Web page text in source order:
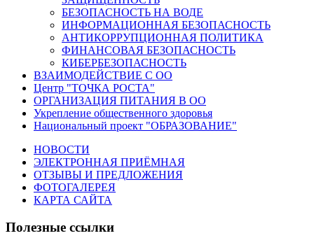
БЕЗОПАСНОСТЬ НА ВОДЕ
ИНФОРМАЦИОННАЯ БЕЗОПАСНОСТЬ
АНТИКОРРУПЦИОННАЯ ПОЛИТИКА
ФИНАНСОВАЯ БЕЗОПАСНОСТЬ
КИБЕРБЕЗОПАСНОСТЬ
ВЗАИМОДЕЙСТВИЕ С ОО
Центр "ТОЧКА РОСТА"
ОРГАНИЗАЦИЯ ПИТАНИЯ В ОО
Укрепление общественного здоровья
Национальный проект "ОБРАЗОВАНИЕ"
НОВОСТИ
ЭЛЕКТРОННАЯ ПРИЁМНАЯ
ОТЗЫВЫ И ПРЕДЛОЖЕНИЯ
ФОТОГАЛЕРЕЯ
КАРТА САЙТА
Полезные ссылки